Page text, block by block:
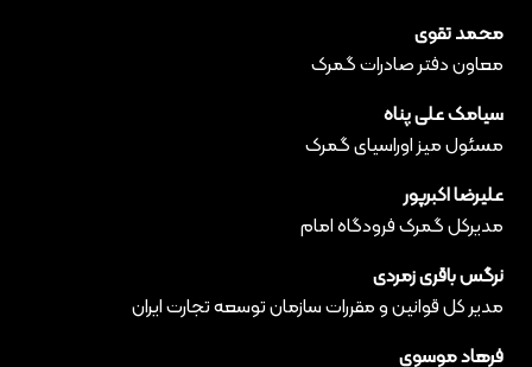
محمد تقوی
معاون دفتر صادرات گمرک
سیامک علی پناه
مسئول میز اوراسیای گمرک
علیرضا اکبرپور
مدیرکل گمرک فرودگاه امام
نرگس باقری زمردی
مدیر کل قوانین و مقررات سازمان توسعه تجارت ایران
فرهاد موسوی